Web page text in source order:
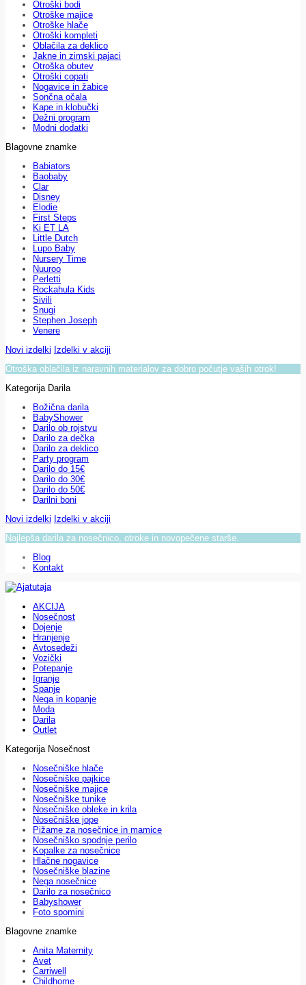
Otroški bodi
Otroške majice
Otroške hlače
Otroški kompleti
Oblačila za deklico
Jakne in zimski pajaci
Otroška obutev
Otroški copati
Nogavice in žabice
Sončna očala
Kape in klobučki
Dežni program
Modni dodatki
Blagovne znamke
Babiators
Baobaby
Clar
Disney
Elodie
First Steps
Ki ET LA
Little Dutch
Lupo Baby
Nursery Time
Nuuroo
Perletti
Rockahula Kids
Sivili
Snugi
Stephen Joseph
Venere
Novi izdelki Izdelki v akciji
Otroška oblačila iz naravnih materialov za dobro počutje vaših otrok!
Kategorija Darila
Božična darila
BabyShower
Darilo ob rojstvu
Darilo za dečka
Darilo za deklico
Party program
Darilo do 15€
Darilo do 30€
Darilo do 50€
Darilni boni
Novi izdelki Izdelki v akciji
Najlepša darila za nosečnico, otroke in novopečene starše.
Blog
Kontakt
AKCIJA
Nosečnost
Dojenje
Hranjenje
Avtosedeži
Vozički
Potepanje
Igranje
Spanje
Nega in kopanje
Moda
Darila
Outlet
Kategorija Nosečnost
Nosečniške hlače
Nosečniške pajkice
Nosečniške majice
Nosečniške tunike
Nosečniške obleke in krila
Nosečniške jope
Pižame za nosečnice in mamice
Nosečniško spodnje perilo
Kopalke za nosečnice
Hlačne nogavice
Nosečniške blazine
Nega nosečnice
Darilo za nosečnico
Babyshower
Foto spomini
Blagovne znamke
Anita Maternity
Avet
Carriwell
Childhome